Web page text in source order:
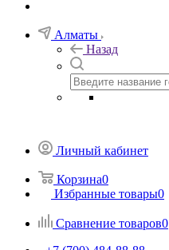
Алматы
Назад
Личный кабинет
Корзина0
Избранные товары0
Сравнение товаров0